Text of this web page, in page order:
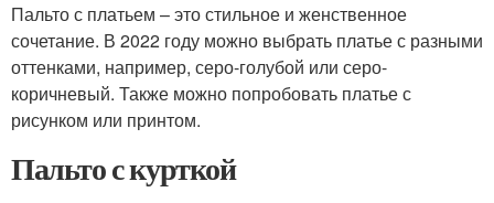
Пальто с платьем – это стильное и женственное
сочетание. В 2022 году можно выбрать платье с разными
оттенками, например, серо-голубой или серо-
коричневый. Также можно попробовать платье с
рисунком или принтом.
Пальто с курткой